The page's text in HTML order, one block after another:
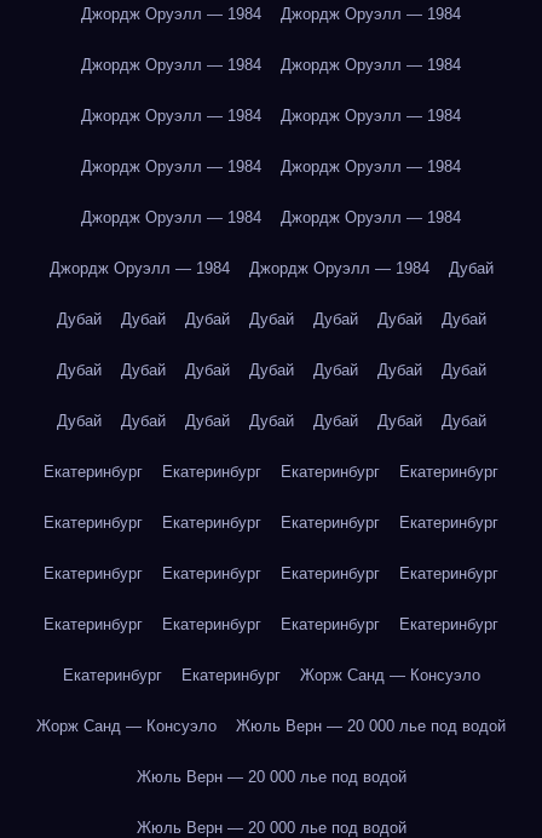
Джордж Оруэлл — 1984 Джордж Оруэлл — 1984
Джордж Оруэлл — 1984 Джордж Оруэлл — 1984
Джордж Оруэлл — 1984 Джордж Оруэлл — 1984
Джордж Оруэлл — 1984 Джордж Оруэлл — 1984
Джордж Оруэлл — 1984 Джордж Оруэлл — 1984
Джордж Оруэлл — 1984 Джордж Оруэлл — 1984 Дубай
Дубай Дубай Дубай Дубай Дубай Дубай Дубай
Дубай Дубай Дубай Дубай Дубай Дубай Дубай
Дубай Дубай Дубай Дубай Дубай Дубай Дубай
Екатеринбург Екатеринбург Екатеринбург Екатеринбург
Екатеринбург Екатеринбург Екатеринбург Екатеринбург
Екатеринбург Екатеринбург Екатеринбург Екатеринбург
Екатеринбург Екатеринбург Екатеринбург Екатеринбург
Екатеринбург Екатеринбург Жорж Санд — Консуэло
Жорж Санд — Консуэло Жюль Верн — 20 000 лье под водой
Жюль Верн — 20 000 лье под водой
Жюль Верн — 20 000 лье под водой